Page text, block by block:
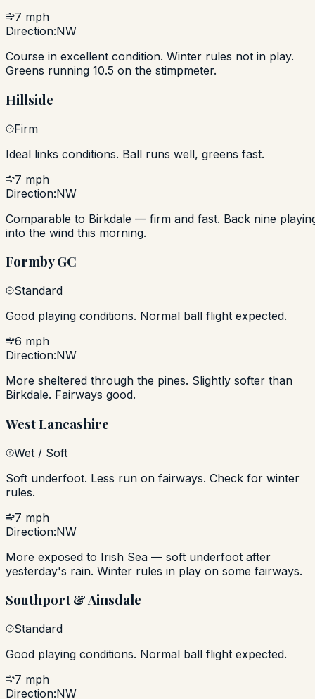
7 mph
Direction:NW
Course in excellent condition. Winter rules not in play.
Greens running 10.5 on the stimpmeter.
Hillside
Firm
Ideal links conditions. Ball runs well, greens fast.
7 mph
Direction:NW
Comparable to Birkdale — firm and fast. Back nine
into the wind this morning.
Formby GC
Standard
Good playing conditions. Normal ball flight expected.
6 mph
Direction:NW
More sheltered through the pines. Slightly softer than
Birkdale. Fairways good.
West Lancashire
Wet / Soft
Soft underfoot. Less run on fairways. Check for winter
rules.
7 mph
Direction:NW
More exposed to Irish Sea — soft underfoot after
yesterday's rain. Winter rules in play on some fairways.
Southport & Ainsdale
Standard
Good playing conditions. Normal ball flight expected.
7 mph
Direction:NW